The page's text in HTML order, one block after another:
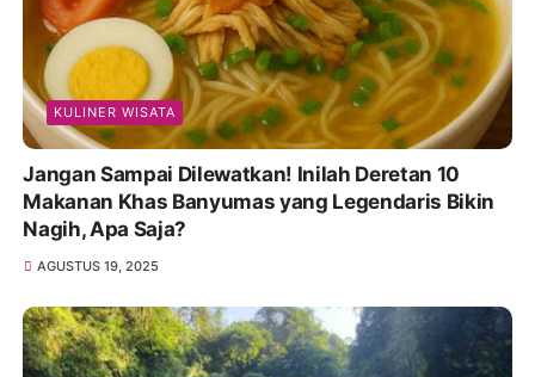
KULINER WISATA
Jangan Sampai Dilewatkan! Inilah Deretan 10
Makanan Khas Banyumas yang Legendaris Bikin
Nagih, Apa Saja?
AGUSTUS 19, 2025